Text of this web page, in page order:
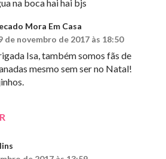
na boca hai hai bjs
Mora Em Casa
de novembro de 2017 às 18:50
Isa, também somos fãs de
mesmo sem ser no Natal!